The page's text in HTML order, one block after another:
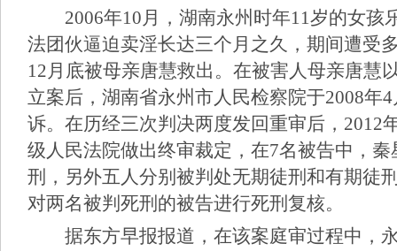
2006年10月，湖南永州时年11岁的女孩
法团伙逼迫卖淫长达三个月之久，期间遭受
12月底被母亲唐慧救出。在被害人母亲唐慧
立案后，湖南省永州市人民检察院于2008年
诉。在历经三次判决两度发回重审后，2012
级人民法院做出终审裁定，在7名被告中，
刑，另外五人分别被判处无期徒刑和有期徒
对两名被判死刑的被告进行死刑复核。
据东方早报报道，在该案庭审过程中，